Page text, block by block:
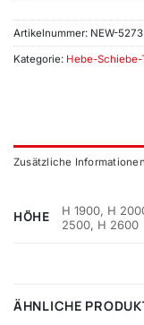
Artikelnummer: NEW-5273
Kategorie: Hebe-
Zusätzliche Informationen
HÖHE
H 1900, H
2500, H 2600
ÄHNLICHE